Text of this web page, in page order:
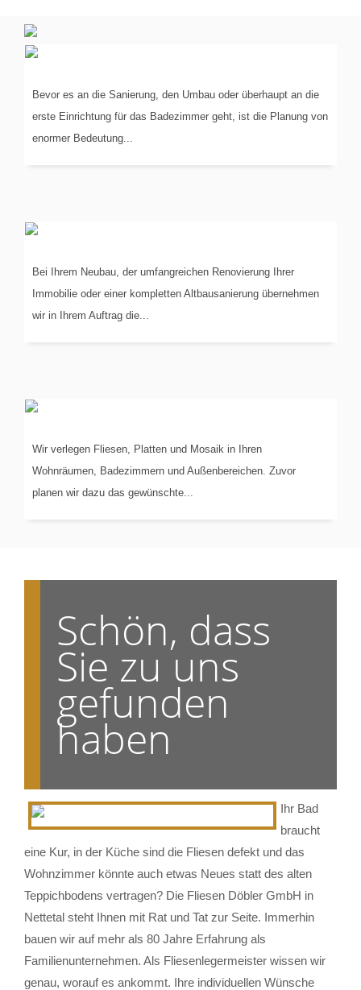
PLANUNGIN 3-D
Bevor es an die Sanierung, den Umbau oder überhaupt an die
erste Einrichtung für das Badezimmer geht, ist die Planung von
enormer Bedeutung...
KOORDINIERUNGDER GEWERKE
Bei Ihrem Neubau, der umfangreichen Renovierung Ihrer
Immobilie oder einer kompletten Altbausanierung übernehmen
wir in Ihrem Auftrag die...
VERLEGUNGVON...
Wir verlegen Fliesen, Platten und Mosaik in Ihren
Wohnräumen, Badezimmern und Außenbereichen. Zuvor
planen wir dazu das gewünschte...
Schön, dass
Sie zu uns
gefunden
haben
Ihr Bad
braucht
eine Kur, in der Küche sind die Fliesen defekt und das
Wohnzimmer könnte auch etwas Neues statt des alten
Teppichbodens vertragen? Die Fliesen Döbler GmbH in
Nettetal steht Ihnen mit Rat und Tat zur Seite. Immerhin
bauen wir auf mehr als 80 Jahre Erfahrung als
Familienunternehmen. Als Fliesenlegermeister wissen wir
genau, worauf es ankommt. Ihre individuellen Wünsche